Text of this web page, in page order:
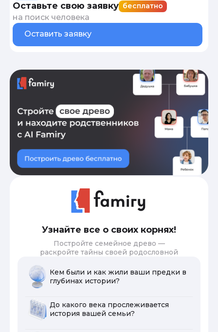
Оставьте свою заявку бесплатно
на поиск человека
Оставить заявку
Узнайте все о своих корнях!
Постройте семейное древо —
раскройте тайны своей родословной
Кем были и как жили ваши предки в
глубинах истории?
До какого века прослеживается
история вашей семьи?